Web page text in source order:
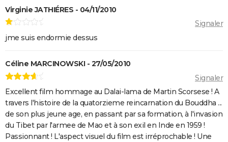
Virginie JATHIÉRES - 04/11/2010
Signaler
jme suis endormie dessus
Céline MARCINOWSKI - 27/05/2010
Signaler
Excellent film hommage au Dalai-lama de Martin Scorsese ! A
travers l'histoire de la quatorzieme reincarnation du Bouddha ...
de son plus jeune age, en passant par sa formation, à l'invasion
du Tibet par l'armee de Mao et à son exil en Inde en 1959 !
Passionnant ! L'aspect visuel du film est irréprochable ! Une